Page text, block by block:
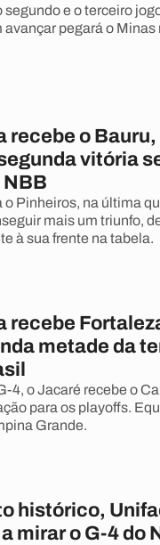
segundo e o terceiro
pegará o Minas
recebe o Bauru,
vitória
NBB
Pinheiros, na última
mais um triunfo,
à sua frente na tabela.
recebe
metade da
4, o Jacaré recebe o
para os playoffs.
Grande.
histórico,
mirar o G-4 do